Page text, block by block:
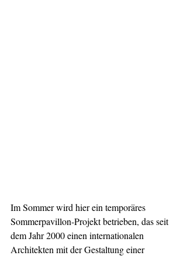
Im Sommer wird hier ein temporäres
Sommerpavillon-Projekt betrieben, das seit
dem Jahr 2000 einen internationalen
Architekten mit der Gestaltung einer